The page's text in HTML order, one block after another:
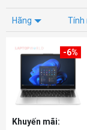
Hãng Tính
-6%
Khuyến mãi: